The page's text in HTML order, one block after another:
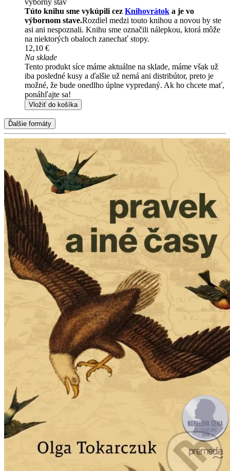
Túto knihu sme vykúpili cez Knihovrátok a je vo
výbornom stave.Rozdiel medzi touto knihou a novou by ste
asi ani nespoznali. Knihu sme označili nálepkou, ktorá môže
na niektorých obaloch zanechať stopy.
12,10 €
Na sklade
Tento produkt síce máme aktuálne na sklade, máme však už
iba posledné kusy a ďalšie už nemá ani distribútor, preto je
možné, že bude onedlho úplne vypredaný. Ak ho chcete mať,
ponáhľajte sa!
Vložiť do košíka
Ďalšie formáty